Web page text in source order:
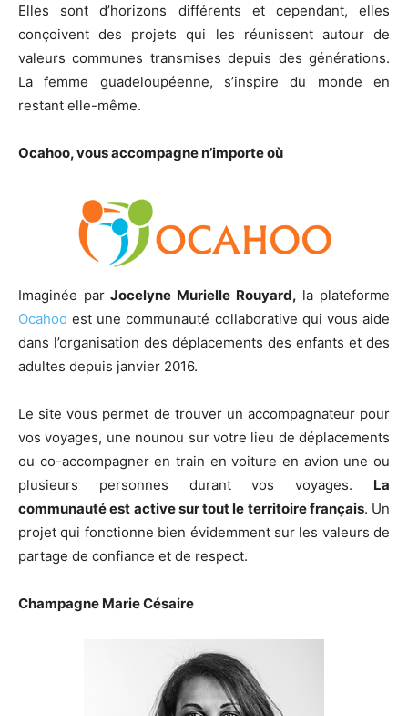
Elles sont d’horizons différents et cependant, elles
conçoivent des projets qui les réunissent autour de
valeurs communes transmises depuis des générations.
La femme guadeloupéenne, s’inspire du monde en
restant elle-même.
Ocahoo, vous accompagne n’importe où
Imaginée parJocelyne Murielle Rouyard, la plateforme
Ocahoo est une communauté collaborative qui vous aide
dans l’organisation des déplacements des enfants et des
adultes depuis janvier 2016.
Le site vous permet de trouver un accompagnateur pour
vos voyages, une nounou sur votre lieu de déplacements
ou co-accompagner en train en voiture en avion une ou
plusieurs personnes durant vos voyages. La
communauté est active sur tout le territoire français. Un
projet qui fonctionne bien évidemment sur les valeurs de
partage de confiance et de respect.
Champagne Marie Césaire